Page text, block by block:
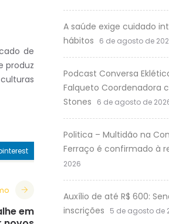
de
produz
em
A saúde exige cuidado
hábitos
6 de agosto de
Podcast Conversa
Falqueto Coordenadora
Stones
6 de agosto de
Politica – Multidão na
Ferraço é confirmado à
2026
Auxílio de até R$ 600:
inscrições
5 de agosto de